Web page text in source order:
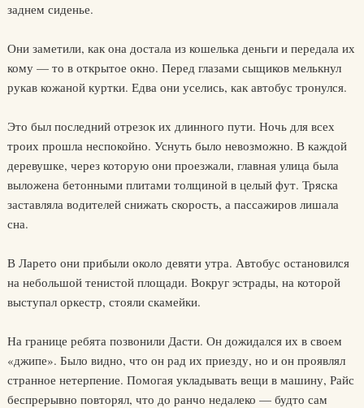
заднем сиденье.
Они заметили, как она достала из кошелька деньги и передала их
кому — то в открытое окно. Перед глазами сыщиков мелькнул
рукав кожаной куртки. Едва они уселись, как автобус тронулся.
Это был последний отрезок их длинного пути. Ночь для всех
троих прошла неспокойно. Уснуть было невозможно. В каждой
деревушке, через которую они проезжали, главная улица была
выложена бетонными плитами толщиной в целый фут. Тряска
заставляла водителей снижать скорость, а пассажиров лишала
сна.
В Ларето они прибыли около девяти утра. Автобус остановился
на небольшой тенистой площади. Вокруг эстрады, на которой
выступал оркестр, стояли скамейки.
На границе ребята позвонили Дасти. Он дожидался их в своем
«джипе». Было видно, что он рад их приезду, но и он проявлял
странное нетерпение. Помогая укладывать вещи в машину, Райс
беспрерывно повторял, что до ранчо недалеко — будто сам